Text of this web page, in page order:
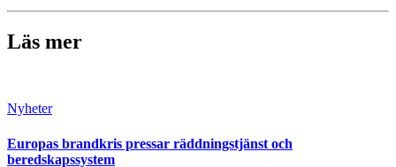
Läs mer
Nyheter
Europas brandkris pressar räddningstjänst och
beredskapssystem